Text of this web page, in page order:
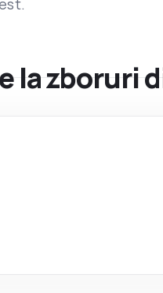
la zboruri